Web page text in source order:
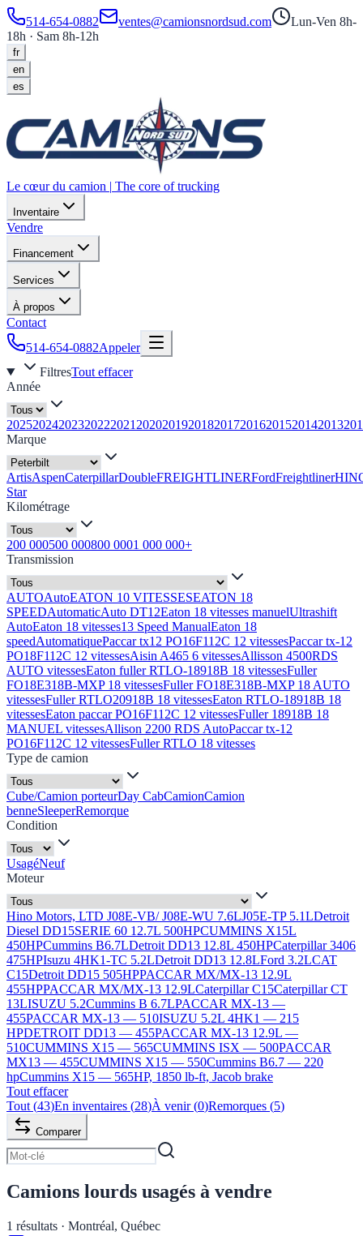
514-654-0882 ventes@camionsnordsud.com
Lun-Ven 8h-
18h · Sam 8h-12h
fr
en
es
Le cœur du camion | The core of trucking
Inventaire
Vendre
Financement
Services
À propos
Contact
514-654-0882Appeler
FiltresTout effacer
Année
20252024202320222021 20202019201820172016201520142013
Marque
ArtisAspenCaterpillarDoubleFREIGHTLINERFordFreightliner
Star
Kilométrage
200 000500 000800 0001 000 000+
Transmission
AUTOAutoEATON 10 VITESSESEATON 18
SPEEDAutomaticAuto DT12Eaton 18 vitesses manuelUltrashift
AutoEaton 18 vitesses13 Speed ManualEaton 18
speedAutomatiquePaccar tx12 PO16F112C 12 vitessesPaccar tx-12
PO18F112C 12 vitessesAisin A465 6 vitessesAllisson 4500RDS
AUTO vitessesEaton fuller RTLO-18918B 18 vitessesFuller
FO18E318B-MXP 18 vitessesFuller FO18E318B-MXP 18 AUTO
vitessesFuller RTLO20918B 18 vitessesEaton RTLO-18918B 18
vitessesEaton paccar PO16F112C 12 vitessesFuller 18918B 18
MANUEL vitessesAllison 2200 RDS AutoPaccar tx-12
PO16F112C 12 vitessesFuller RTLO 18 vitesses
Type de camion
Cube/Camion porteurDay CabCamionCamion
benneSleeperRemorque
Condition
UsagéNeuf
Moteur
Hino Motors, LTD J08E-VB/ J08E-WU 7.6LJ05E-TP 5.1LDetroit
Diesel DD15SERIE 60 12.7L 500HPCUMMINS X15L
450HPCummins B6.7LDetroit DD13 12.8L 450HPCaterpillar 3406
475HPIsuzu 4HK1-TC 5.2LDetroit DD13 12.8LFord 3.2LCAT
C15Detroit DD15 505HPPACCAR MX/MX-13 12.9L
455HPPACCAR MX/MX-13 12.9LCaterpillar C15Caterpillar CT
13LISUZU 5.2Cummins B 6.7LPACCAR MX-13 —
455PACCAR MX-13 — 510ISUZU 5.2L 4HK1 — 215
HPDETROIT DD13 — 455PACCAR MX-13 12.9L —
510CUMMINS X15 — 565CUMMINS ISX — 500PACCAR
MX13 — 455CUMMINS X15 — 550Cummins B6.7 — 220
hpCummins X15 — 565HP, 1850 lb-ft, Jacob brake
Tout effacer
Tout (43)En inventaires (28)À venir (0)Remorques (5)
Comparer
Camions lourds usagés à vendre
1 résultats · Montréal, Québec